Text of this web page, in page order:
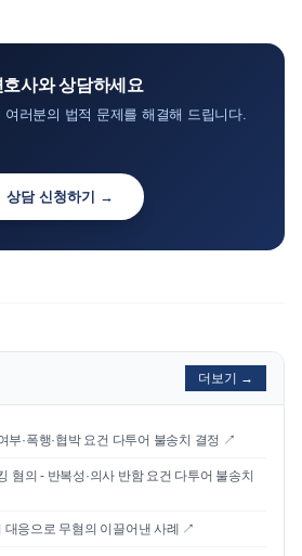
사와 상담하세요
여러분의 법적 문제를 해결해 드립니다.
상담 신청하기 →
더보기 →
부·폭행·협박 요건 다투어 불송치 결정 ↗
혐의 - 반복성·의사 반함 요건 다투어 불송치
응으로 무혐의 이끌어낸 사례 ↗